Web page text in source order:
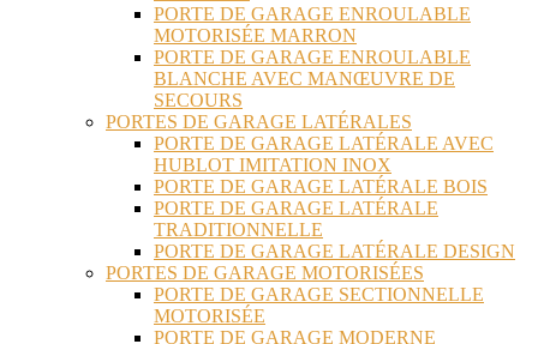
PORTE DE GARAGE ENROULABLE
MOTORISÉE MARRON
PORTE DE GARAGE ENROULABLE
BLANCHE AVEC MANŒUVRE DE
SECOURS
PORTES DE GARAGE LATÉRALES
PORTE DE GARAGE LATÉRALE AVEC
HUBLOT IMITATION INOX
PORTE DE GARAGE LATÉRALE BOIS
PORTE DE GARAGE LATÉRALE
TRADITIONNELLE
PORTE DE GARAGE LATÉRALE DESIGN
PORTES DE GARAGE MOTORISÉES
PORTE DE GARAGE SECTIONNELLE
MOTORISÉE
PORTE DE GARAGE MODERNE